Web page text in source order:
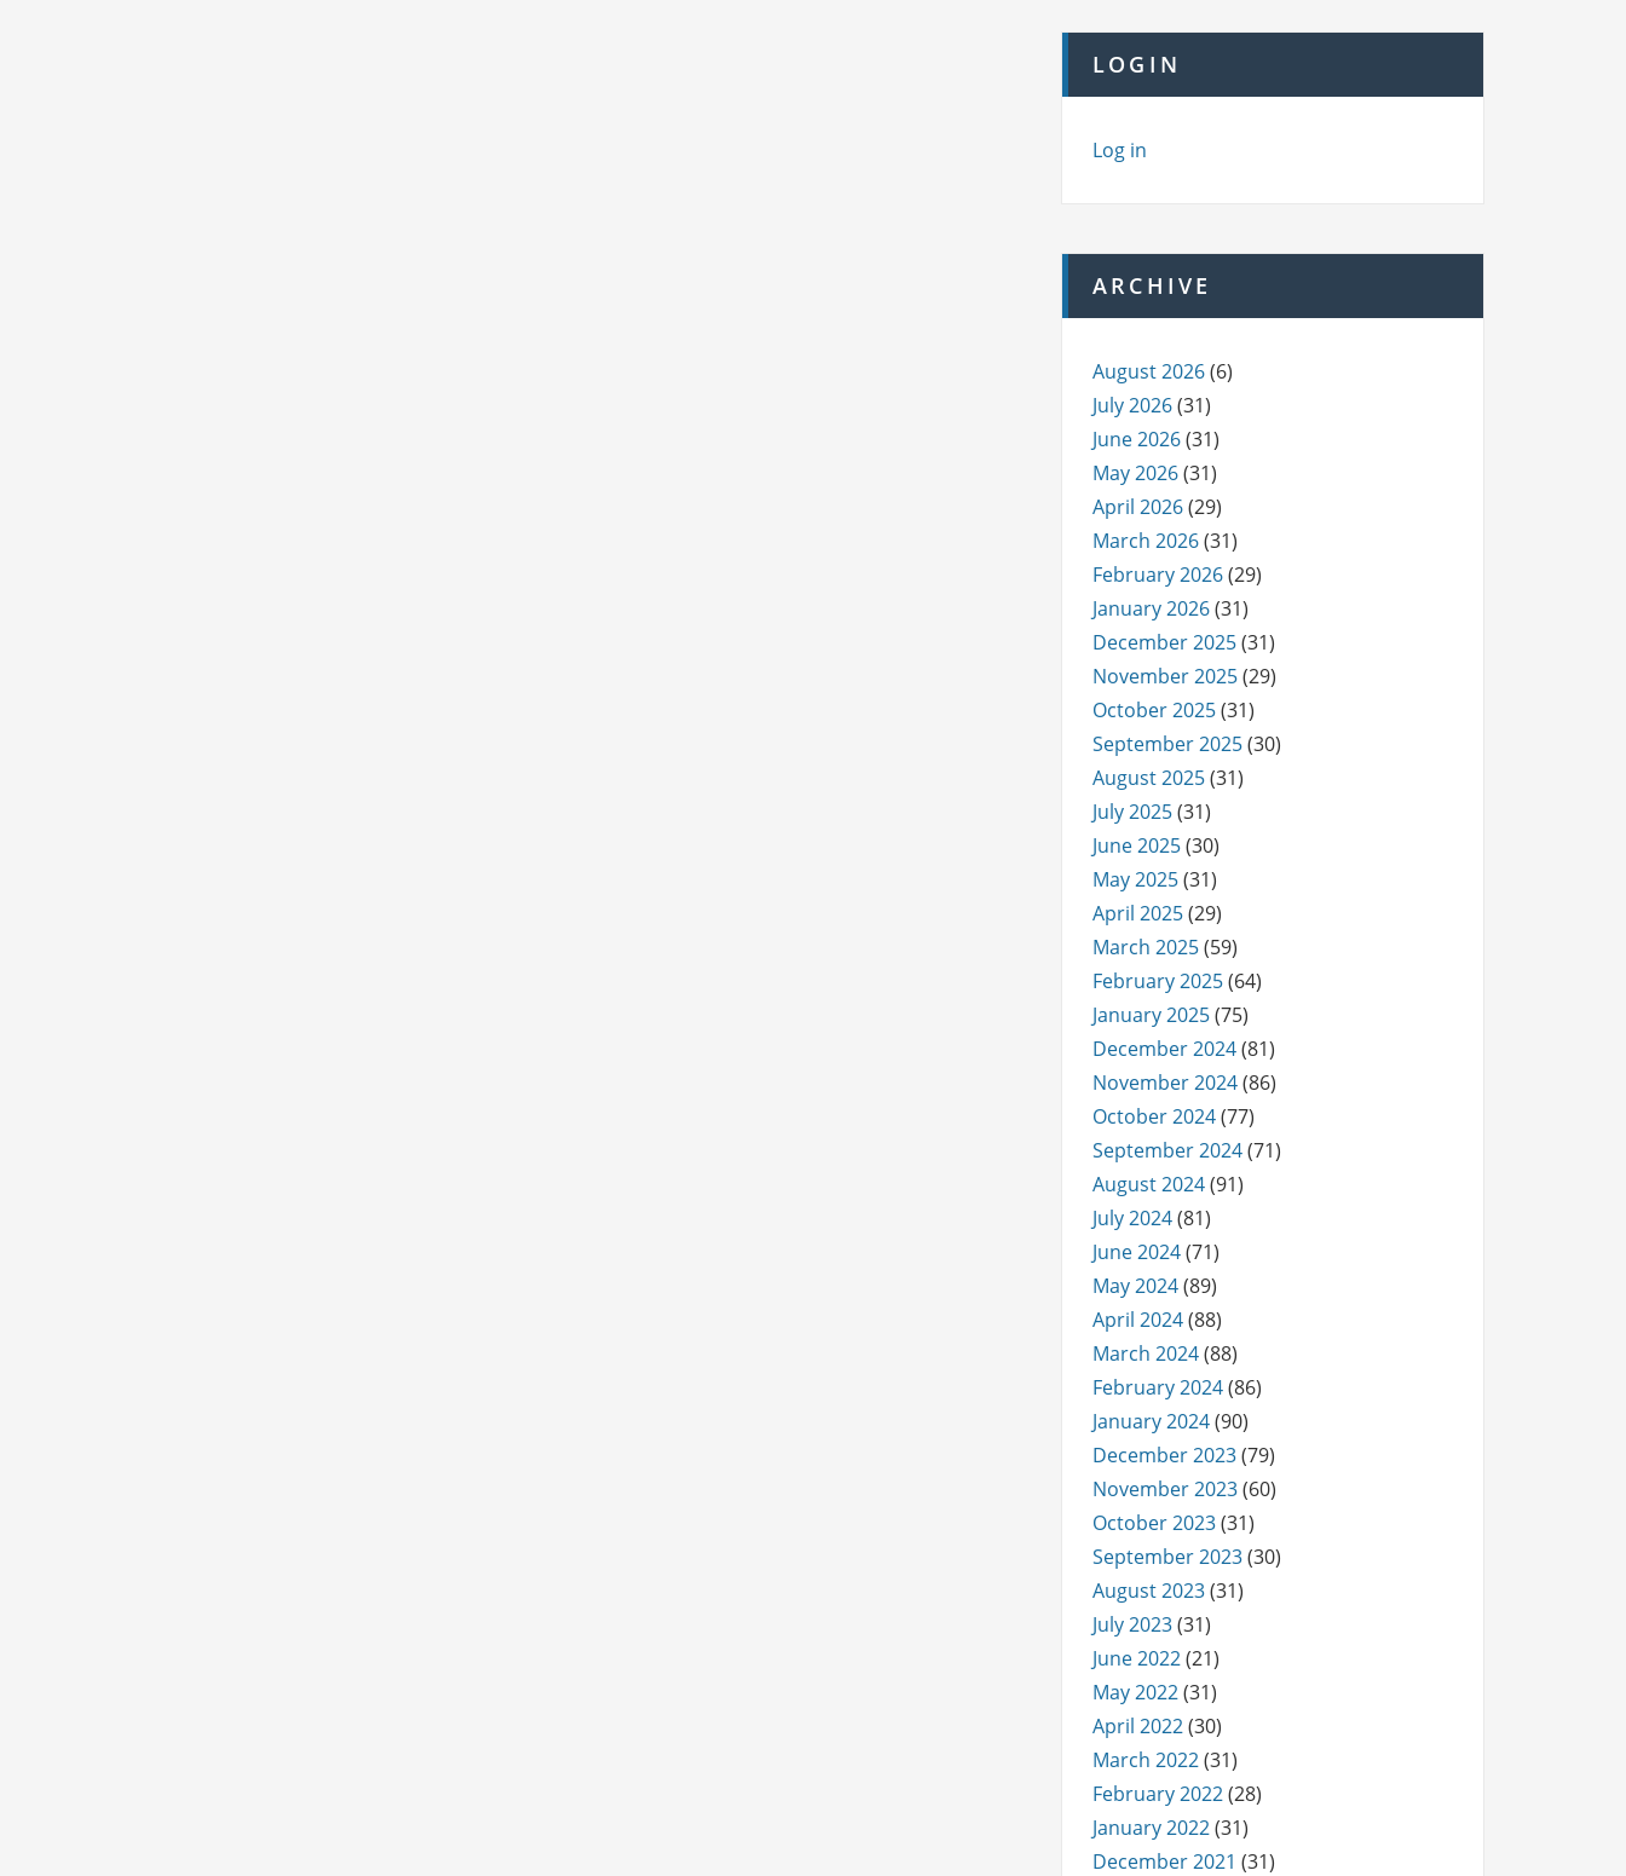
LOGIN
Log in
ARCHIVE
August 2026(6)
July 2026(31)
June 2026(31)
May 2026(31)
April 2026(29)
March 2026(31)
February 2026(29)
January 2026(31)
December 2025(31)
November 2025(29)
October 2025(31)
September 2025(30)
August 2025(31)
July 2025(31)
June 2025(30)
May 2025(31)
April 2025(29)
March 2025(59)
February 2025(64)
January 2025(75)
December 2024(81)
November 2024(86)
October 2024(77)
September 2024(71)
August 2024(91)
July 2024(81)
June 2024(71)
May 2024(89)
April 2024(88)
March 2024(88)
February 2024(86)
January 2024(90)
December 2023(79)
November 2023(60)
October 2023(31)
September 2023(30)
August 2023(31)
July 2023(31)
June 2022(21)
May 2022(31)
April 2022(30)
March 2022(31)
February 2022(28)
January 2022(31)
December 2021 (31)